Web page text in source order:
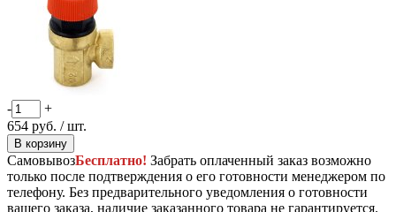
-
+
654 руб. / шт.
В корзину
СамовывозБесплатно! Забрать оплаченный заказ возможно
только после подтверждения о его готовности менеджером по
телефону. Без предварительного уведомления о готовности
вашего заказа, наличие заказанного товара не гарантируется.